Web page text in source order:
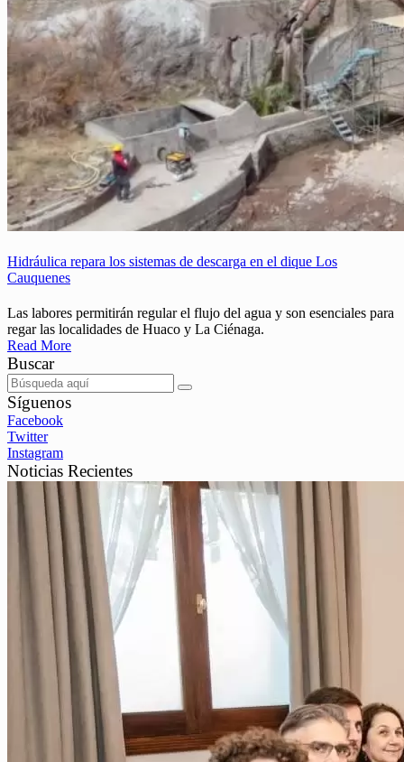
Hidráulica repara los sistemas de descarga en el dique Los
Cauquenes
Las labores permitirán regular el flujo del agua y son esenciales para
regar las localidades de Huaco y La Ciénaga.
Read More
Buscar
Síguenos
Facebook
Twitter
Instagram
Noticias Recientes